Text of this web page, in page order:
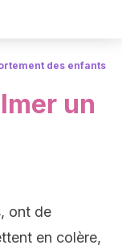
des enfants
un
ont de
en colère,